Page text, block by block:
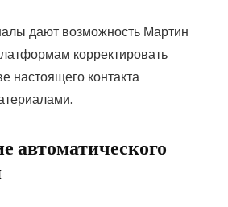
дают возможность Мартин
корректировать
настоящего контакта
автоматического